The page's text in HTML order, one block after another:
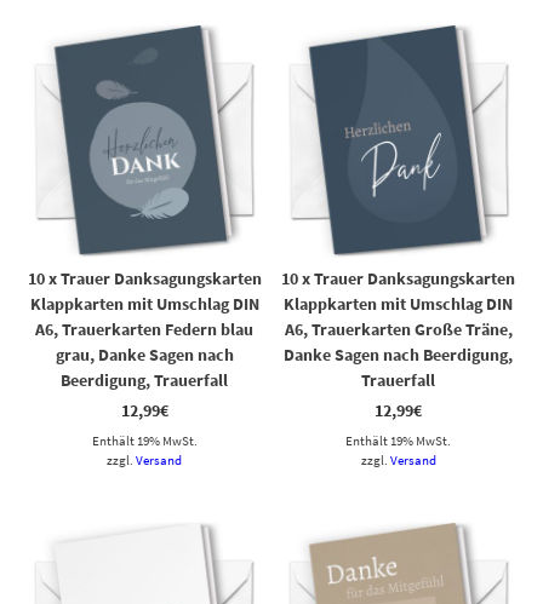
10 x Trauer Danksagungskarten
Klappkarten mit Umschlag DIN
A6, Trauerkarten Federn blau
grau, Danke Sagen nach
Beerdigung, Trauerfall
12,99€
Enthält 19% MwSt.
zzgl.Versand
10 x Trauer Danksagungskarten
Klappkarten mit Umschlag DIN
A6, Trauerkarten Große Träne,
Danke Sagen nach Beerdigung,
Trauerfall
12,99€
Enthält 19% MwSt.
zzgl. Versand